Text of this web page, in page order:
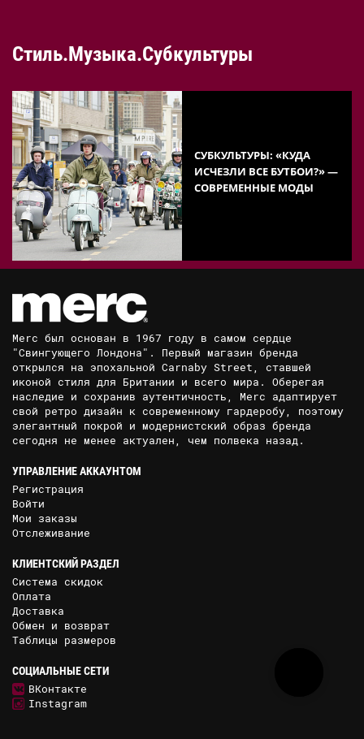
Стиль.Музыка.Субкультуры
СУБКУЛЬТУРЫ: «КУДА
ИСЧЕЗЛИ ВСЕ БУТБОИ?» —
СОВРЕМЕННЫЕ МОДЫ
Merc был основан в 1967 году в самом сердце
"Свингующего Лондона". Первый магазин бренда
открылся на эпохальной Carnaby Street, ставшей
иконой стиля для Британии и всего мира. Оберегая
наследие и сохранив аутентичность, Merc адаптирует
свой ретро дизайн к современному гардеробу, поэтому
элегантный покрой и модернистский образ бренда
сегодня не менее актуален, чем полвека назад.
УПРАВЛЕНИЕ АККАУНТОМ
Регистрация
Войти
Мои заказы
Отслеживание
КЛИЕНТСКИЙ РАЗДЕЛ
Система скидок
Оплата
Доставка
Обмен и возврат
Таблицы размеров
СОЦИАЛЬНЫЕ СЕТИ
ВКонтакте
Instagram